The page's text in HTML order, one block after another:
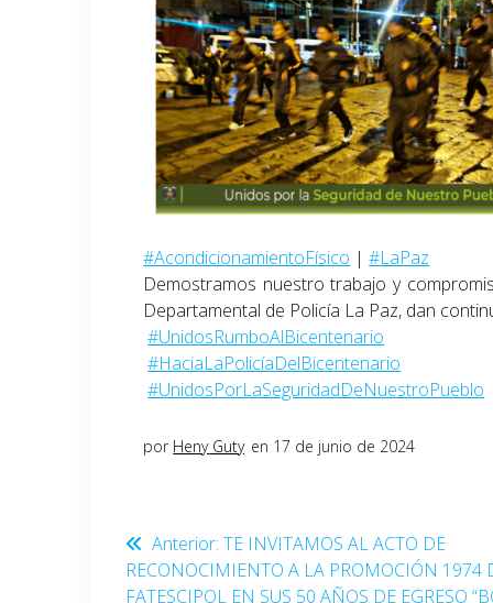
#AcondicionamientoFísico |#LaPaz
Demostramos nuestro trabajo y
Departamental de Policía La Paz, dan
#UnidosRumboAlBicentenario
#HaciaLaPolicíaDelBicentenario
#UnidosPorLaSeguridadDeNuestroPueblo
por Heny Guty en 17 de junio de 2024
Anterior: TE INVITAMOS AL ACTO DE
RECONOCIMIENTO A LA PROMOCIÓN 1974
FATESCIPOL EN SUS 50 AÑOS DE EGRESO